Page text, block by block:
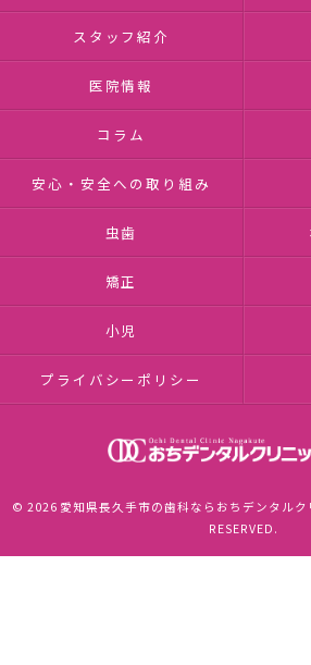
スタッフ紹介
医院情報
コラム
安心・安全への取り組み
虫歯
矯正
小児
プライバシーポリシー
© 2026 愛知県長久手市の歯科ならおちデンタルク
RESERVED.